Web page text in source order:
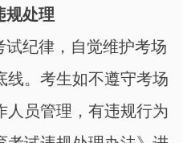
规处理
纪律，自觉维护考场
线。考生如不遵守考场
人员管理，有违规行为